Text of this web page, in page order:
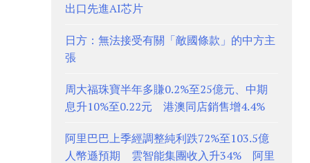
出口先進AI芯片
日方：無法接受有關「敵國條款」的中方主
張
周大福珠寶半年多賺0.2%至25億元、中期
息升10%至0.22元 港澳同店銷售增4.4%
阿里巴巴上季經調整純利跌72%至103.5億
人幣遜預期 雲智能集團收入升34% 阿里